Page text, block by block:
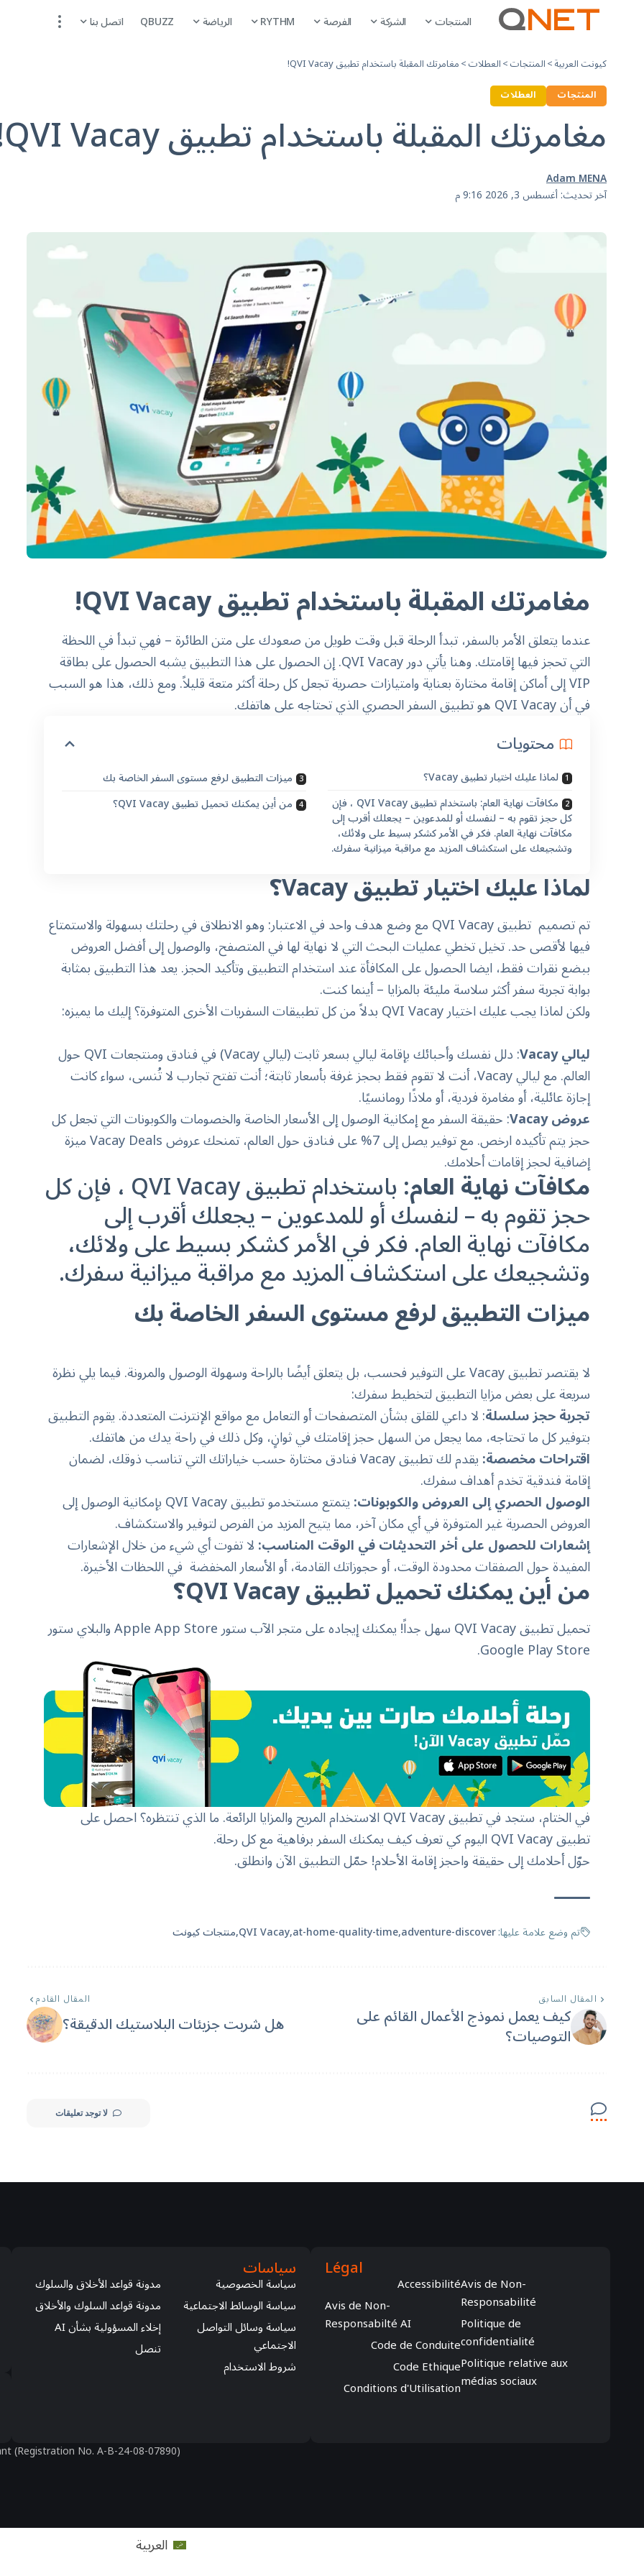
المنتجات الشركة الفرصة RYTHM الرياضة QBUZZ اتصل بنا
كيونت العربية>المنتجات>العطلات>مغامرتك المقبلة باستخدام تطبيق QVI Vacay!
المنتجات العطلات
مغامرتك المقبلة باستخدام تطبيق QVI Vacay!
آخر تحديث: أغسطس 3, 2026 9:16 م
Adam MENA
مغامرتك المقبلة باستخدام تطبيق QVI Vacay!
عندما يتعلق الأمر بالسفر، تبدأ الرحلة قبل وقت طويل من صعودك على متن الطائرة – فهي تبدأ في اللحظة
التي تحجز فيها إقامتك. وهنا يأتي دور QVI Vacay. إن الحصول على هذا التطبيق يشبه الحصول على بطاقة
VIP إلى أماكن إقامة مختارة بعناية وامتيازات حصرية تجعل كل رحلة أكثر متعة قليلاً. ومع ذلك، هذا هو السبب
في أن QVI Vacay هو تطبيق السفر الحصري الذي تحتاجه على هاتفك.
محتويات
لماذا عليك اختيار تطبيق Vacay؟
مكافآت نهاية العام: باستخدام تطبيق QVI Vacay ، فإن
كل حجز تقوم به – لنفسك أو للمدعوين – يجعلك أقرب إلى
مكافآت نهاية العام. فكر في الأمر كشكر بسيط على ولائك،
وتشجيعك على استكشاف المزيد مع مراقبة ميزانية سفرك.
ميزات التطبيق لرفع مستوى السفر الخاصة بك
من أين يمكنك تحميل تطبيق QVI Vacay؟
لماذا عليك اختيار تطبيق Vacay؟
تم تصميم تطبيقQVI Vacayمع وضع هدف واحد في الاعتبار: وهو الانطلاق في رحلتك بسهولة والاستمتاع
فيها لأقصى حد. تخيل تخطي عمليات البحث التي لا نهاية لها في المتصفح، والوصول إلى أفضل العروض
ببضع نقرات فقط، ايضا الحصول على المكافأة عند استخدام التطبيق وتأكيد الحجز. يعد هذا التطبيق بمثابة
بوابة تجربة سفر أكثر سلاسة مليئة بالمزايا – أينما كنت.
ولكن لماذا يجب عليك اختيار QVI Vacay بدلاً من كل تطبيقات السفريات الأخرى المتوفرة؟ إليك ما يميزه:
ليالي Vacay
: دلل نفسك وأحبائك بإقامة ليالي بسعر ثابت (ليالي Vacay) في فنادق ومنتجعات QVI حول
العالم. مع ليالي Vacay، أنت لا تقوم فقط بحجز غرفة بأسعار ثابتة؛ أنت تفتح تجارب لا تُنسى، سواء كانت
إجازة عائلية، أو مغامرة فردية، أو ملاذًا رومانسيًا.
عروض Vacay : حقيقة السفر مع إمكانية الوصول إلى الأسعار الخاصة والخصومات والكوبونات التي تجعل كل
حجز يتم تأكيده ارخص. مع توفير يصل إلى 7% على فنادق حول العالم، تمنحك عروض Vacay Deals ميزة
إضافية لحجز إقامات أحلامك.
مكافآت نهاية العام: باستخدام تطبيق QVI Vacay ، فإن كل
حجز تقوم به – لنفسك أو للمدعوين – يجعلك أقرب إلى
مكافآت نهاية العام. فكر في الأمر كشكر بسيط على ولائك،
وتشجيعك على استكشاف المزيد مع مراقبة ميزانية سفرك.
ميزات التطبيق لرفع مستوى السفر الخاصة بك
لا يقتصر تطبيق Vacay على التوفير فحسب، بل يتعلق أيضًا بالراحة وسهولة الوصول والمرونة. فيما يلي نظرة
سريعة على بعض مزايا التطبيق لتخطيط سفرك:
تجربة حجز سلسلة: لا داعي للقلق بشأن المتصفحات أو التعامل مع مواقع الإنترنت المتعددة. يقوم التطبيق
بتوفير كل ما تحتاجه، مما يجعل من السهل حجز إقامتك في ثوانٍ، وكل ذلك في راحة يدك من هاتفك.
اقتراحات مخصصة: يقدم لك تطبيق Vacay فنادق مختارة حسب خياراتك التي تناسب ذوقك، لضمان
إقامة فندقية تخدم أهداف سفرك.
الوصول الحصري إلى العروض والكوبونات: يتمتع مستخدمو تطبيق QVI Vacay بإمكانية الوصول إلى
العروض الحصرية غير المتوفرة في أي مكان آخر، مما يتيح المزيد من الفرص لتوفير والاستكشاف.
إشعارات للحصول على أخر التحديثات في الوقت المناسب:لا تفوت أي شيء من خلال الإشعارات
المفيدة حول الصفقات محدودة الوقت، أو حجوزاتك القادمة، أو الأسعار المخفضة في اللحظات الأخيرة.
من أين يمكنك تحميل تطبيق QVI Vacay؟
تحميل تطبيق QVI Vacay سهل جداً! يمكنك إيجاده على متجر الآب ستور Apple App Storeوالبلاي ستور
Google Play Store
.
في الختام، ستجد في تطبيق QVI Vacay الاستخدام المريح والمزايا الرائعة. ما الذي تنتظره؟ احصل على
تطبيق QVI Vacay اليوم كي تعرف كيف يمكنك السفر برفاهية مع كل رحلة.
حوّل أحلامك إلى حقيقة واحجز إقامة الأحلام! حمّل التطبيق الآن وانطلق.
تم وضع علامة عليها:adventure-discover
at-home-quality-time
QVI Vacay منتجات كيونت
المقال السابق
كيف يعمل نموذج الأعمال القائم على
التوصيات؟
المقال القادم
هل شربت جزيئات البلاستيك الدقيقة؟
لا توجد تعليقات
Légal
Avis de Non-
Responsabilité
Politique de
confidentialité
Politique relative aux
médias sociaux
Accessibilité
Avis de Non-
Responsabilté AI
Code de Conduite
Code Ethique
Conditions d'Utilisation
سياسات
سياسة الخصوصية
سياسة الوسائط الاجتماعية
سياسة وسائل التواصل
الاجتماعي
شروط الاستخدام
مدونة قواعد الأخلاق والسلوك
مدونة قواعد السلوك والأخلاق
إخلاء المسؤولية بشأن AI
تنصل
(Registration No. A-B-24-08-07890)
العربية